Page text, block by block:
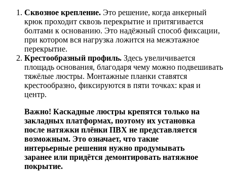
Сквозное крепление. Это решение, когда анкерный
крюк проходит сквозь перекрытие и притягивается
болтами к основанию. Это надёжный способ фиксации,
при котором вся нагрузка ложится на межэтажное
перекрытие.
Крестообразный профиль. Здесь увеличивается
площадь основания, благодаря чему можно подвешивать
тяжёлые люстры. Монтажные планки ставятся
крестообразно, фиксируются в пяти точках: края и
центр.
Важно! Каскадные люстры крепятся только на
закладных платформах, поэтому их установка
после натяжки плёнки ПВХ не представляется
возможным. Это означает, что такие
интерьерные решения нужно продумывать
заранее или придётся демонтировать натяжное
покрытие.